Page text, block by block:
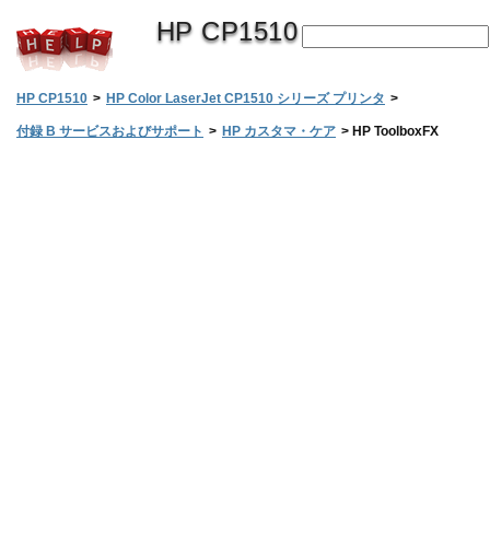
HP CP1510
HP CP1510 > HP Color LaserJet CP1510 シリーズ プリンタ >
付録 B サービスおよびサポート > HP カスタマ・ケア > HP ToolboxFX